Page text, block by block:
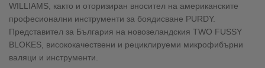
WILLIAMS, както и оторизиран вносител на американските
професионални инструменти за боядисване PURDY.
Представител за България на новозеландския TWO FUSSY
BLOKES, висококачествени и рециклируеми микрофибърни
валяци и инструменти.